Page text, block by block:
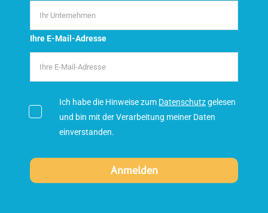
Ihre E-Mail-Adresse
Ich habe die Hinweise zum Datenschutzgelesen
und bin mit der Verarbeitung meiner Daten
einverstanden.